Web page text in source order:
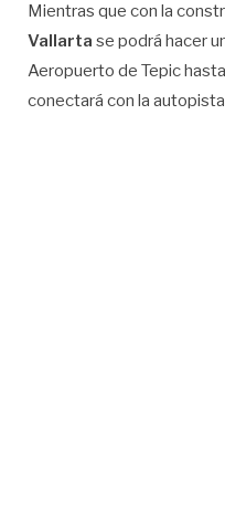
Mientras que con la
Vallarta se podrá hacer
Aeropuerto de Tepic
conectará con la